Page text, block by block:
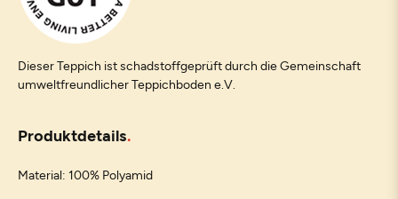
Dieser Teppich ist schadstoffgeprüft durch die Gemeinschaft
umweltfreundlicher Teppichboden e.V.
Produktdetails
Material: 100% Polyamid